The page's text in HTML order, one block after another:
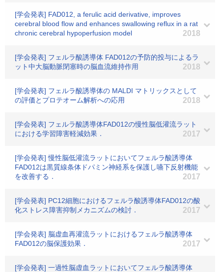
[学会発表] FAD012, a ferulic acid derivative, improves
cerebral blood flow and enhances swallowing reflux in a rat
chronic cerebral hypoperfusion model
2018
[学会発表] フェルラ酸誘導体 FAD012の予防的投与によるラ
ット中大脳動脈閉塞時の脳血流維持作用
2018
[学会発表] フェルラ酸誘導体の MALDI マトリックスとして
の評価とプロテオーム解析への応用
2018
[学会発表] フェルラ酸誘導体FAD012の慢性脳低灌流ラット
における学習障害軽減効果．
2017
[学会発表] 慢性脳低灌流ラットにおいてフェルラ酸誘導体
FAD012は黒質線条体ドパミン神経系を保護し嚥下反射機能
を改善する．
2017
[学会発表] PC12細胞におけるフェルラ酸誘導体FAD012の酸
化ストレス障害抑制メカニズムの検討．
2017
[学会発表] 脳虚血再灌流ラットにおけるフェルラ酸誘導体
FAD012の脳保護効果．
2017
[学会発表] 一過性脳虚血ラットにおいてフェルラ酸誘導体